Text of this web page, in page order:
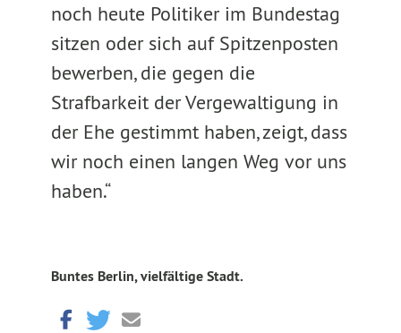
noch heute Politiker im Bundestag
sitzen oder sich auf Spitzenposten
bewerben, die gegen die
Strafbarkeit der Vergewaltigung in
der Ehe gestimmt haben, zeigt, dass
wir noch einen langen Weg vor uns
haben.“
Buntes Berlin, vielfältige Stadt.